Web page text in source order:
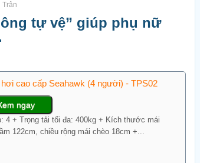
Trân
tự vệ” giúp phụ nữ
cao cấp Seahawk (4 người) - TPS02
ngay
4 + Trọng tải tối đa: 400kg + Kích thước mái
122cm, chiều rộng mái chèo 18cm +...